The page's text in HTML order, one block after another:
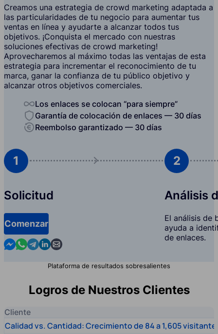
Creamos una estrategia de crowd marketing adaptada a
las particularidades de tu negocio para aumentar tus
ventas en línea y ayudarte a alcanzar todos tus
objetivos. ¡Conquista el mercado con nuestras
soluciones efectivas de crowd marketing!
Aprovecharemos al máximo todas las ventajas de esta
estrategia para incrementar el reconocimiento de tu
marca, ganar la confianza de tu público objetivo y
alcanzar otros objetivos comerciales.
Los enlaces se colocan “para siempre”
Garantía de colocación de enlaces — 30 días
Reembolso garantizado — 30 días
1
Solicitud
Comenzar
Contact us in Messenger
Contact us in WhatsApp
Contact us in Telegram
Contact us in Linkedin
Contact us by email
2
Análisis
El análisis de
ayuda a
de enlaces.
Plataforma de resultados sobresalientes
Logros de Nuestros Clientes
Cliente
Calidad vs. Cantidad: Crecimiento de 84 a 1,605